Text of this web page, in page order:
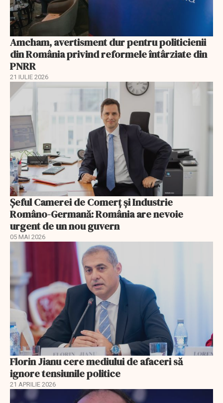
Amcham, avertisment dur pentru politicienii
din România privind reformele întârziate din
PNRR
21 IULIE 2026
Șeful Camerei de Comerț și Industrie
Româno-Germană: România are nevoie
urgent de un nou guvern
05 MAI 2026
Florin Jianu cere mediului de afaceri să
ignore tensiunile politice
21 APRILIE 2026
EXCLUSIV